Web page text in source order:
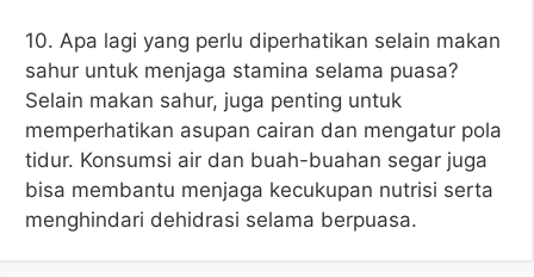
10. Apa lagi yang perlu diperhatikan selain makan
sahur untuk menjaga stamina selama puasa?
Selain makan sahur, juga penting untuk
memperhatikan asupan cairan dan mengatur pola
tidur. Konsumsi air dan buah-buahan segar juga
bisa membantu menjaga kecukupan nutrisi serta
menghindari dehidrasi selama berpuasa.